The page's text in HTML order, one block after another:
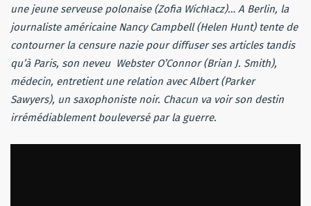
une jeune serveuse polonaise (Zofia Wichłacz)… A Berlin, la
journaliste américaine Nancy Campbell (Helen Hunt) tente de
contourner la censure nazie pour diffuser ses articles tandis
qu’à Paris, son neveu Webster O’Connor (Brian J. Smith),
médecin, entretient une relation avec Albert (Parker
Sawyers), un saxophoniste noir. Chacun va voir son destin
irrémédiablement bouleversé par la guerre.